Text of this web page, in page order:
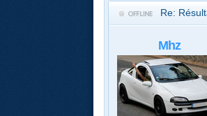
Re:
Mhz